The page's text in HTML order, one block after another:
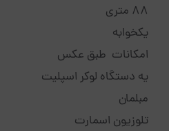
۸۸ متری
یکخوابه
امکانات طبق عکس
یه دستگاه لوکر اسپلیت
مبلمان
تلوزیون اسمارت